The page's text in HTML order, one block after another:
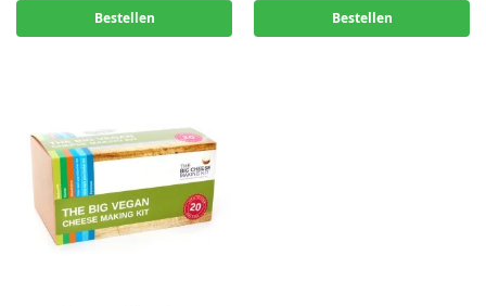
Bestellen Bestellen